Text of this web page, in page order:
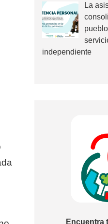
La
independiente
Encuentra